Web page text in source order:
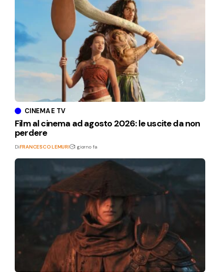
CINEMA E TV
Film al cinema ad agosto 2026: le uscite da non
perdere
DiFRANCESCO LEMURI 1 giorno fa